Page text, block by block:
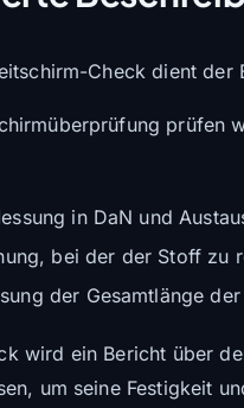
Check dient der
prüfen
in DaN und
bei der der Stoff zu
der Gesamtlänge
wird ein Bericht über
um seine Festigkeit